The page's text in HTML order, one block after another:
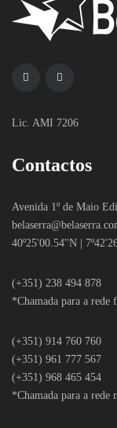
Lic. AMI 7206
Contactos
Avenida 1º de Maio
belaserra
40º25'00.54''N |
(+351) 238 494 878
*Chamada para a rede
(+351) 914 760 760
(+351) 961 777 567
(+351) 968 465 454
*Chamada para a rede